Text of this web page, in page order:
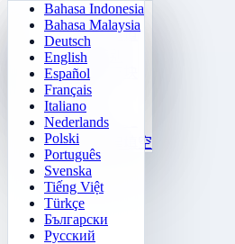
背单词
成语接龙
口算天天练
乘法表训练
24点速算
函数可视化
数字规律填空
数独
数字华容道
2048
俄罗斯方块
扫雷
五子棋
灯泡开关
迷宫闯关
推箱子
记忆矩阵
目标追踪
快速辨别
Bahasa Indonesia
Bahasa Malaysia
Deutsch
English
Español
Français
Italiano
Nederlands
Polski
Português
Svenska
Tiếng Việt
Türkçe
Български
Русский